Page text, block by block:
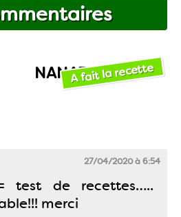
NANA73A fait la recette
27/04/2020 à 6:54
test de recettes…..
merci